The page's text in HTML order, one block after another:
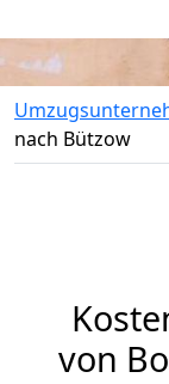
nach Bützow
von